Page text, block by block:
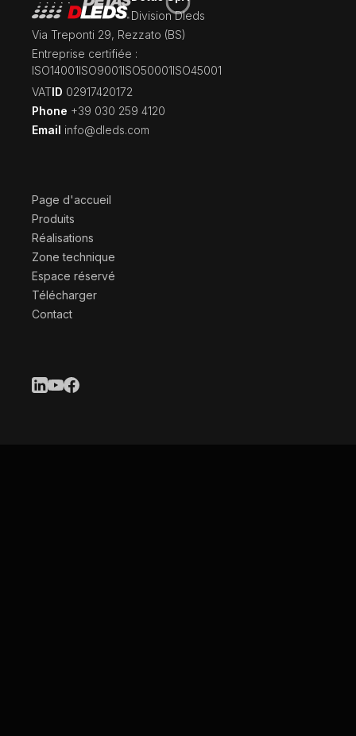
Division Dleds
Via Treponti 29, Rezzato (BS)
Entreprise certifiée :
ISO14001ISO9001ISO50001ISO45001
‍VATID 02917420172
Phone +39 030 259 4120
Email info@dleds.com
Page d'accueil
Produits
Réalisations
Zone technique
Espace réservé
Télécharger
Contact